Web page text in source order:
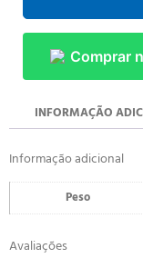
Comprar
INFORMAÇÃO
Informação adicional
Peso
Avaliações